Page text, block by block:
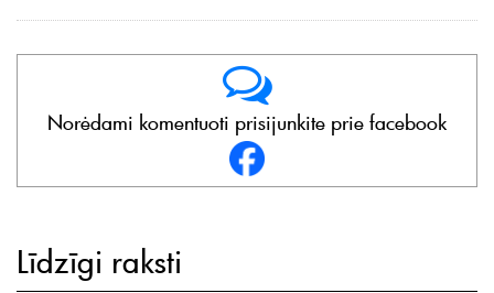
Norėdami komentuoti prisijunkite prie facebook
Līdzīgi raksti